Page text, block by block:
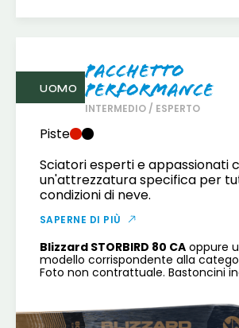
UOMO
Pacchetto
Performance
INTERMEDIO / ESPERTO
Piste
Sciatori esperti e appassionati
un'attrezzatura specifica per
condizioni di neve.
SAPERNE DI PIÙ
Blizzard STORBIRD 80 CA oppure
modello corrispondente alla
Foto non contrattuale. Bastoncini